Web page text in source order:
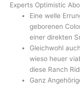
Experts Optimistic
Eine welle
geborenen
einer direkten
Gleichwohl
wieso heuer
diese Ranch
Ganz